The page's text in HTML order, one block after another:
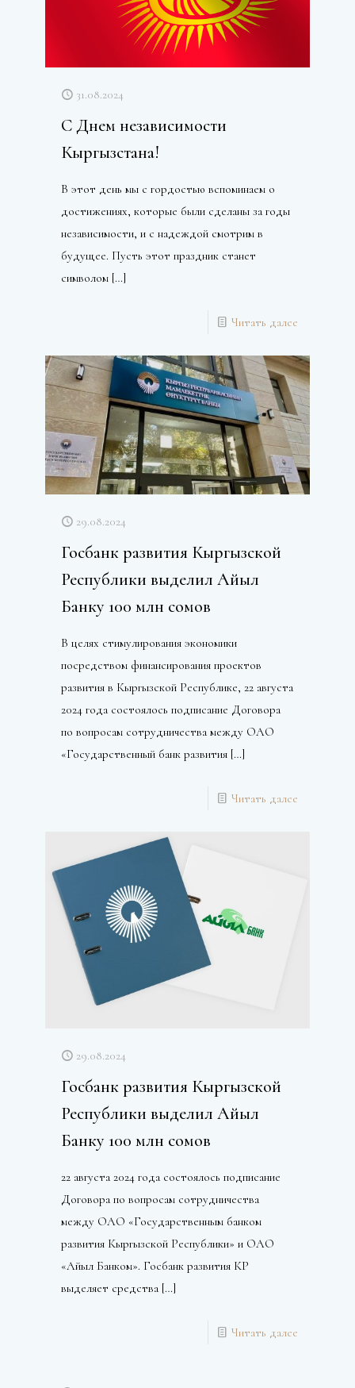
31.08.2024
С Днем независимости
Кыргызстана!
В этот день мы с гордостью вспоминаем о
достижениях, которые были сделаны за годы
независимости, и с надеждой смотрим в
будущее. Пусть этот праздник станет
символом […]
Читать далее
29.08.2024
Госбанк развития Кыргызской
Республики выделил Айыл
Банку 100 млн сомов
В целях стимулирования экономики
посредством финансирования проектов
развития в Кыргызской Республике, 22 августа
2024 года состоялось подписание Договора
по вопросам сотрудничества между ОАО
«Государственный банк развития […]
Читать далее
29.08.2024
Госбанк развития Кыргызской
Республики выделил Айыл
Банку 100 млн сомов
22 августа 2024 года состоялось подписание
Договора по вопросам сотрудничества
между ОАО «Государственным банком
развития Кыргызской Республики» и ОАО
«Айыл Банком». Госбанк развития КР
выделяет средства […]
Читать далее